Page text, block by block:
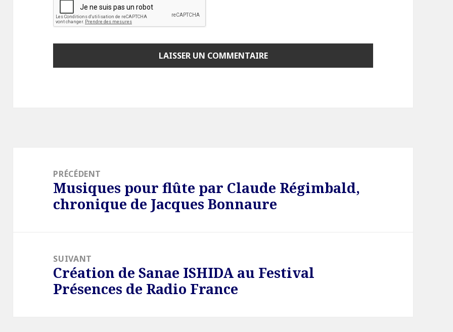
PRÉCÉDENT
Article
précédent :
Musiques pour flûte par Claude Régimbald,
chronique de Jacques Bonnaure
SUIVANT
Article
suivant :
Création de Sanae ISHIDA au Festival
Présences de Radio France